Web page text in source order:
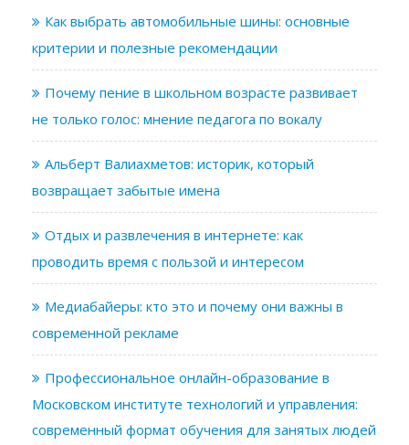
Как выбрать автомобильные шины: основные
критерии и полезные рекомендации
Почему пение в школьном возрасте развивает
не только голос: мнение педагога по вокалу
Альберт Валиахметов: историк, который
возвращает забытые имена
Отдых и развлечения в интернете: как
проводить время с пользой и интересом
Медиабайеры: кто это и почему они важны в
современной рекламе
Профессиональное онлайн-образование в
Московском институте технологий и управления:
современный формат обучения для занятых людей